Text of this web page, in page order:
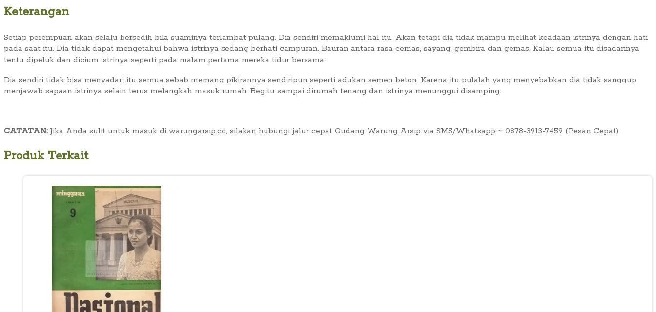
30
Januari
Keterangan
Setiap perempuan akan selalu bersedih bila suaminya terlambat pulang. Dia sendiri memaklumi hal itu. Akan tetapi dia tidak mampu melihat keadaan istrinya dengan hati
pada saat itu. Dia tidak dapat mengetahui bahwa istrinya sedang berhati campuran. Bauran antara rasa cemas, sayang, gembira dan gemas. Kalau semua itu disadarinya
tentu dipeluk dan dicium istrinya seperti pada malam pertama mereka tidur bersama.
Dia sendiri tidak bisa menyadari itu semua sebab memang pikirannya sendiripun seperti adukan semen beton. Karena itu pulalah yang menyebabkan dia tidak sanggup
menjawab sapaan istrinya selain terus melangkah masuk rumah. Begitu sampai dirumah tenang dan istrinya menunggui disamping.
CATATAN: Jika Anda sulit untuk masuk di warungarsip.co, silakan hubungi jalur cepat Gudang Warung Arsip via SMS/Whatsapp ~ 0878-3913-7459 (Pesan Cepat)
Produk Terkait